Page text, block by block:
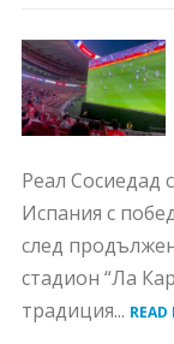
Реал Сосиедад
Испания с
след
стадион “Ла
традиция... READ